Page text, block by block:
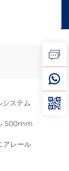
システム
500mm
レール